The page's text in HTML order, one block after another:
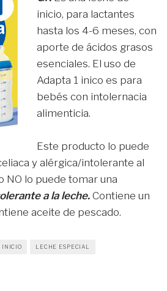
inicio, para lactantes
hasta los 4-6 meses, con
aporte de ácidos grasos
esenciales. El uso de
Adapta 1 inico es para
bebés con intolernacia
alimenticia.
Este producto lo puede
y alérgica/intolerante al
NO lo puede tomar una
a la leche. Contiene un
aceite de pescado.
INICIO LECHE ESPECIAL